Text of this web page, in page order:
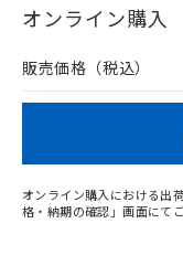
在庫等で未対応品
問い合わせください
オンライン購入
販売価格（税込）
オンライン購入における出
格・納期の確認」画面にて